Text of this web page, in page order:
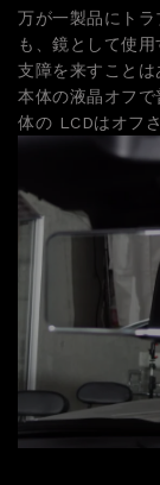
万が一製品にト
も、鏡として使
支障を来すことは
本体の液晶オフ
体の LCDはオフ